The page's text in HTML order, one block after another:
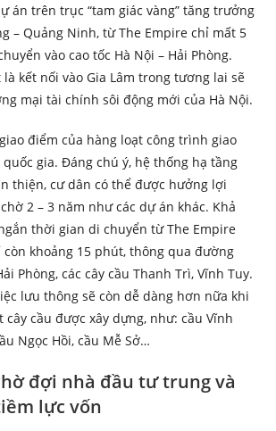
án trên trục “tam giác vàng” tăng trưởng
– Quảng Ninh, từ The Empire chỉ mất 5
vào cao tốc Hà Nội – Hải Phòng.
kết nối vào Gia Lâm trong tương lai sẽ
mại tài chính sôi động mới của Hà Nội.
điểm của hàng loạt công trình giao
gia. Đáng chú ý, hệ thống hạ tầng
thiện, cư dân có thể được hưởng lợi
2 – 3 năm như các dự án khác. Khả
thời gian di chuyển từ The Empire
khoảng 15 phút, thông qua đường
Phòng, các cây cầu Thanh Trì, Vĩnh Tuy.
lưu thông sẽ còn dễ dàng hơn nữa khi
cây cầu được xây dựng, như: cầu Vĩnh
Ngọc Hồi, cầu Mễ Sở…
đợi nhà đầu tư trung và
lực vốn